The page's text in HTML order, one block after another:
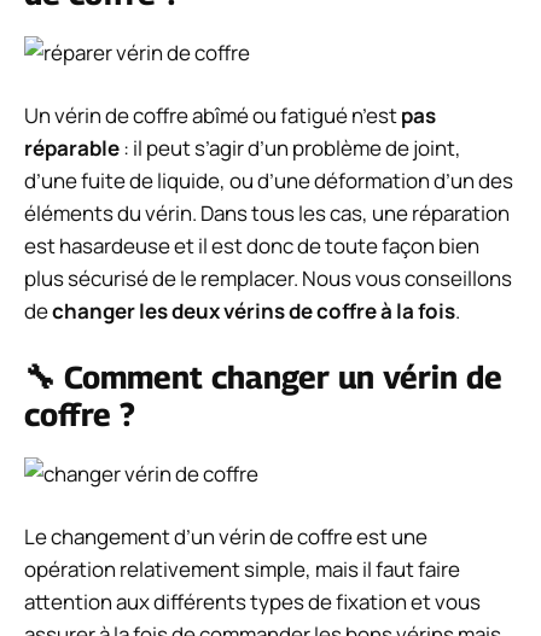
Un vérin de coffre abîmé ou fatigué n’estpas
réparable: il peut s’agir d’un problème de joint,
d’une fuite de liquide, ou d’une déformation d’un des
éléments du vérin. Dans tous les cas, une réparation
est hasardeuse et il est donc de toute façon bien
plus sécurisé de le remplacer. Nous vous conseillons
dechanger les deux vérins de coffre à la fois.
🔧 Comment changer un vérin de
coffre ?
Le changement d’un vérin de coffre est une
opération relativement simple, mais il faut faire
attention aux différents types de fixation et vous